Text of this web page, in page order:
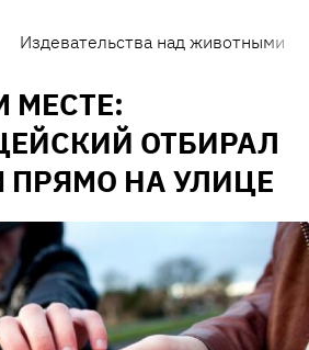
Издевательства над животными
МЕСТЕ:
ОТБИРАЛ
НА УЛИЦЕ